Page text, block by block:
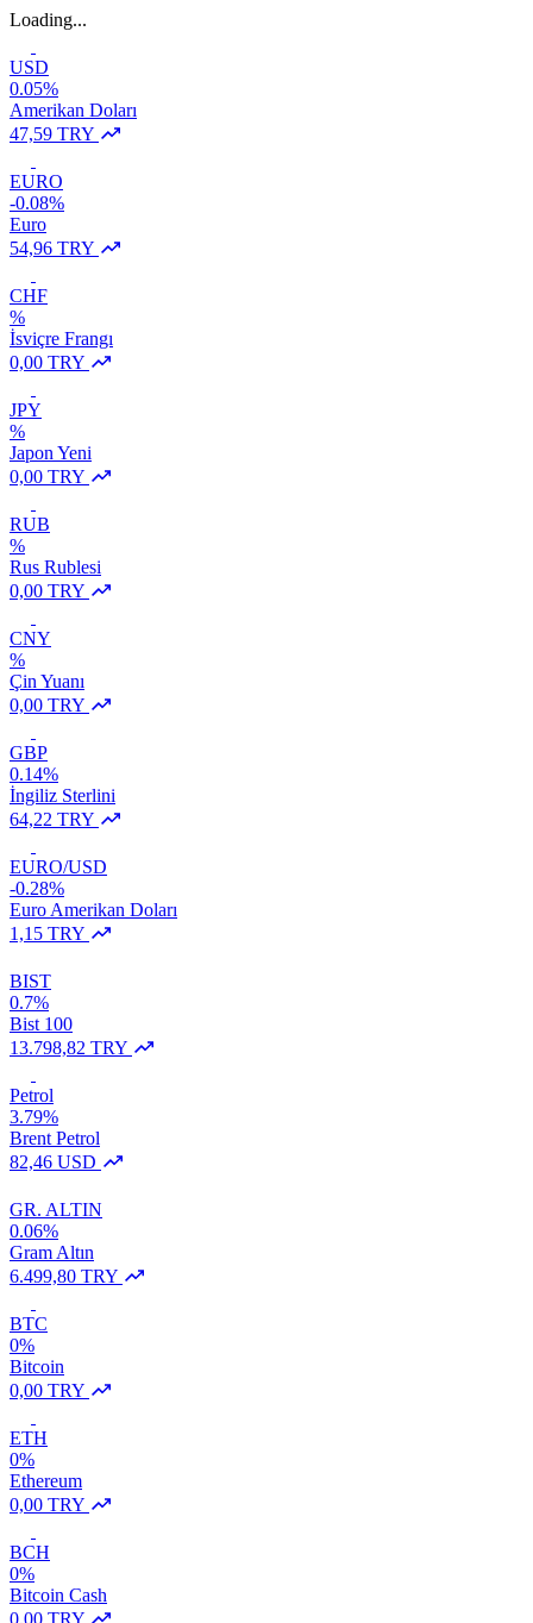
Loading...
USD
0.05%
Amerikan Doları
47,59 TRY
EURO
-0.08%
Euro
54,96 TRY
CHF
%
İsviçre Frangı
0,00 TRY
JPY
%
Japon Yeni
0,00 TRY
RUB
%
Rus Rublesi
0,00 TRY
CNY
%
Çin Yuanı
0,00 TRY
GBP
0.14%
İngiliz Sterlini
64,22 TRY
EURO/USD
-0.28%
Euro Amerikan Doları
1,15 TRY
BIST
0.7%
Bist 100
13.798,82 TRY
Petrol
3.79%
Brent Petrol
82,46 USD
GR. ALTIN
0.06%
Gram Altın
6.499,80 TRY
BTC
0%
Bitcoin
0,00 TRY
ETH
0%
Ethereum
0,00 TRY
BCH
0%
Bitcoin Cash
0,00 TRY